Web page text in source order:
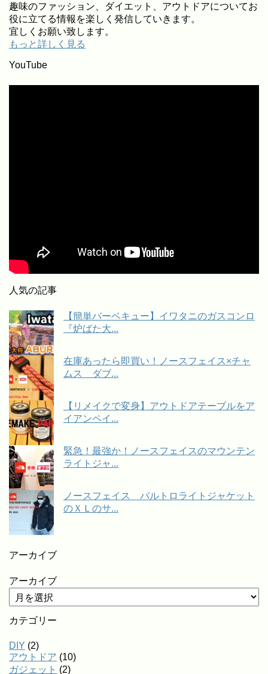
趣味のファッション、ダイエット、アウトドアについてお
役に立てる情報を楽しく発信していきます。
宜しくお願い致します。
もっと詳しく見る
YouTube
人気の記事
【簡単バーベキュー】イワタニのガスコンロ
『炉ばた大...
在庫あったら即買い！ノースフェイス×チャ
ムス ダブ...
【リメイクで変身】アウトドアテーブルをア
イアンペイ...
緊急！最強か！ノースフェイスのマウンテン
ライトジャ...
ノースフェイス バルトロライトジャケット
のＸＬのサ...
アーカイブ
アーカイブ
カテゴリー
DIY (2)
アウトドア (10)
ガジェット (2)